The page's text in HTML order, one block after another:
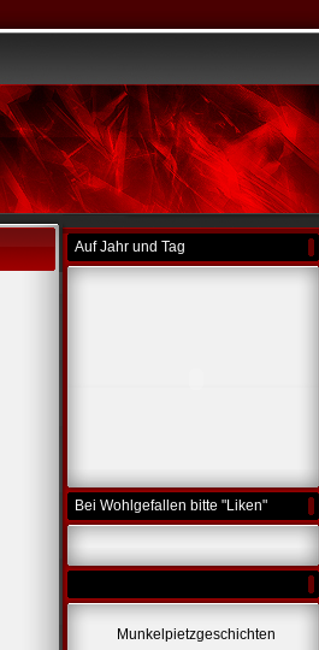
Auf Jahr und Tag
Bei Wohlgefallen bitte "Liken"
Munkelpietzgeschichten